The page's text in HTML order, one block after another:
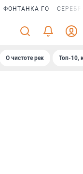
ФОНТАНКА ГО
О чистоте рек Топ-10,